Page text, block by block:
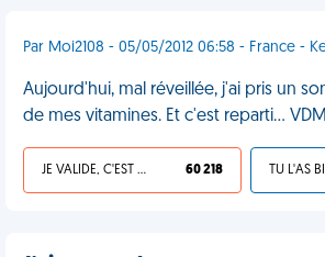
Par Moi2108 - 05/05/2012 06:58 - France -
Aujourd'hui, mal réveillée, j'ai pris un
de mes vitamines. Et c'est reparti... VDM
JE VALIDE, C'EST UNE VDM 60 218